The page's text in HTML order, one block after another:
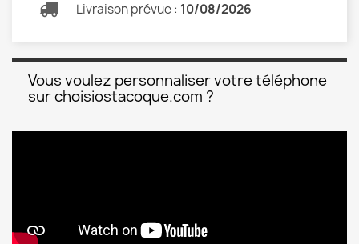
Livraison prévue : 10/08/2026
Vous voulez personnaliser votre téléphone
sur choisiostacoque.com ?